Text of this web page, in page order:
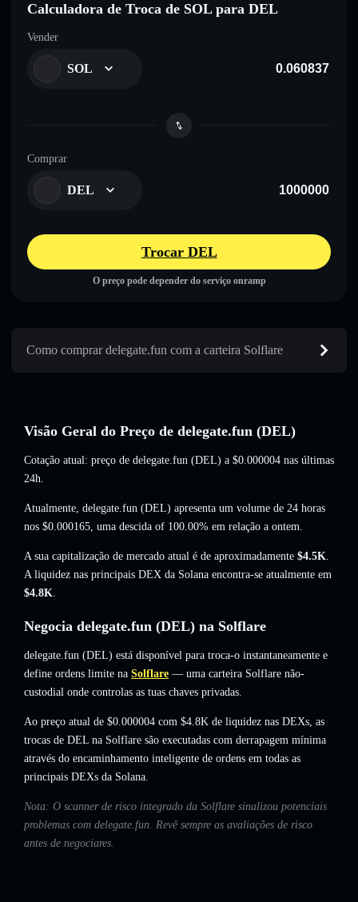
Calculadora de Troca de SOL para DEL
Vender
SOL
Comprar
DEL
Trocar DEL
O preço pode depender do serviço onramp
Como comprar delegate.fun com a carteira Solflare
Visão Geral do Preço de delegate.fun (DEL)
Cotação atual: preço de delegate.fun (DEL) a $0.000004 nas últimas
24h.
Atualmente, delegate.fun (DEL) apresenta um volume de 24 horas
nos $0.000165, uma descida of 100.00% em relação a ontem.
A sua capitalização de mercado atual é de aproximadamente $4.5K.
A liquidez nas principais DEX da Solana encontra-se atualmente em
$4.8K.
Negocia delegate.fun (DEL) na Solflare
delegate.fun (DEL) está disponível para troca-o instantaneamente e
define ordens limite na Solflare — uma carteira Solflare não-
custodial onde controlas as tuas chaves privadas.
Ao preço atual de $0.000004 com $4.8K de liquidez nas DEXs, as
trocas de DEL na Solflare são executadas com derrapagem mínima
através do encaminhamento inteligente de ordens em todas as
principais DEXs da Solana.
Nota: O scanner de risco integrado da Solflare sinalizou potenciais
problemas com delegate.fun. Revê sempre as avaliações de risco
antes de negociares.